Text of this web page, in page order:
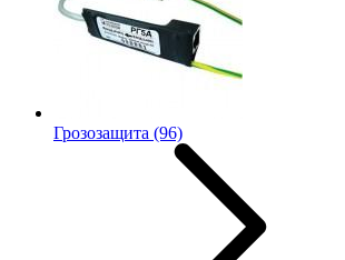
Грозозащита (96)